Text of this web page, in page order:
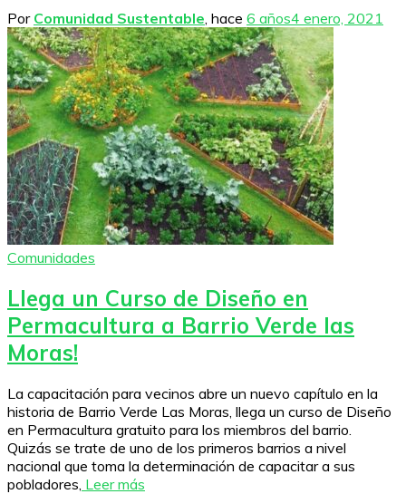
Por Comunidad Sustentable , hace 6 años4 enero, 2021
Comunidades
Llega un Curso de Diseño en
Permacultura a Barrio Verde las
Moras!
La capacitación para vecinos abre un nuevo capítulo en la
historia de Barrio Verde Las Moras, llega un curso de Diseño
en Permacultura gratuito para los miembros del barrio.
Quizás se trate de uno de los primeros barrios a nivel
nacional que toma la determinación de capacitar a sus
pobladores, Leer más